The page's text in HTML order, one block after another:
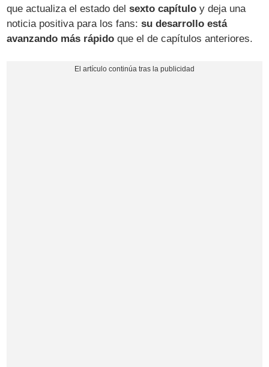
que actualiza el estado delsexto capítulo y deja una
noticia positiva para los fans:su desarrollo está
avanzando más rápido que el de capítulos anteriores.